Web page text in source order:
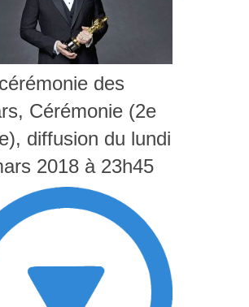
des
Cérémonie (2e
diffusion du lundi
2018 à 23h45